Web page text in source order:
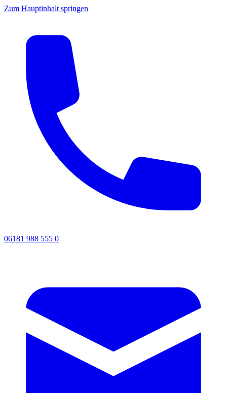
Zum Hauptinhalt springen
06181 988 555 0